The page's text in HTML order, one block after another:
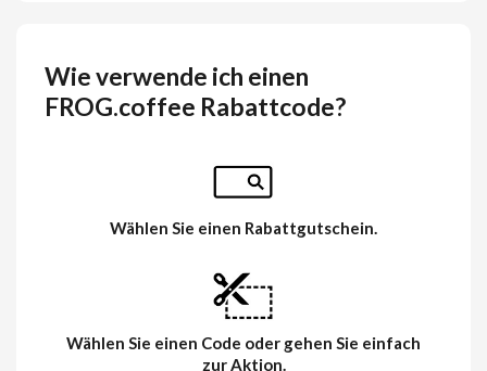
Wie verwende ich einen
FROG.coffee Rabattcode?
Wählen Sie einen Rabattgutschein.
Wählen Sie einen Code oder gehen Sie einfach
zur Aktion.